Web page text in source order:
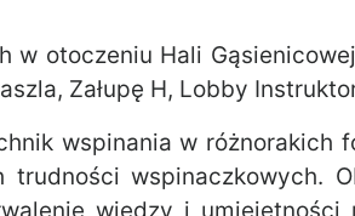
w otoczeniu Hali
Załupę H, Lobby
wspinania w różnorakich
trudności wspinaczkowych.